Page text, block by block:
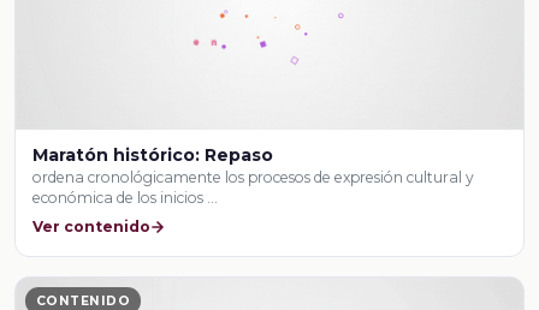
Maratón histórico: Repaso
ordena cronológicamente los procesos de expresión cultural y
económica de los inicios …
Ver contenido
CONTENIDO